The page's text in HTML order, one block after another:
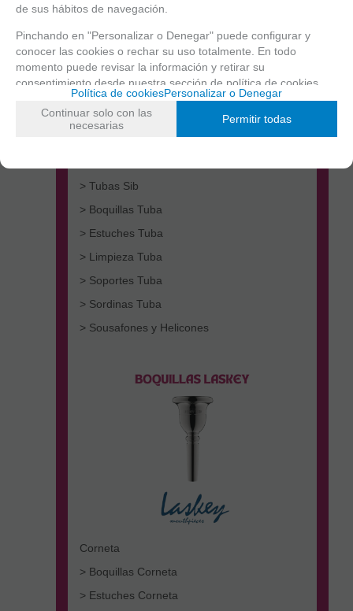
> Tubas Do
> Tubas Sib
> Boquillas Tuba
> Estuches Tuba
> Limpieza Tuba
> Soportes Tuba
> Sordinas Tuba
> Sousafones y Helicones
Corneta
> Boquillas Corneta
> Estuches Corneta
de sus hábitos de navegación.
Pinchando en "Personalizar o Denegar" puede configurar y
conocer las cookies o rechar su uso totalmente. En todo
momento puede revisar la información y retirar su
consentimiento desde nuestra sección de política de cookies.
Política de cookiesPersonalizar o Denegar
Continuar solo con las
necesarias
Permitir todas